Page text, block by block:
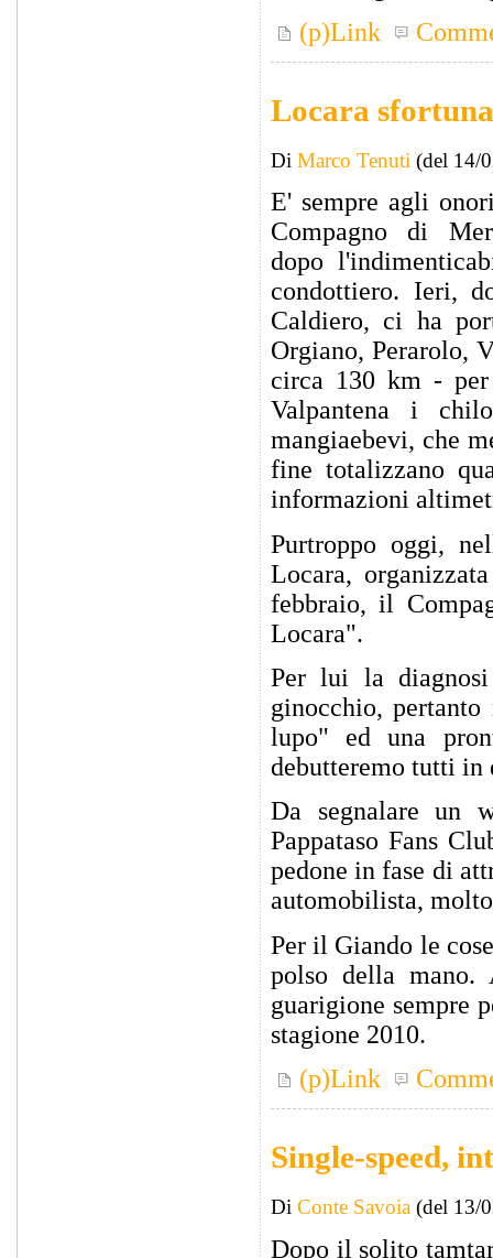
(p)Link
Locara
Di Marco Tenuti (del 14/
E' sempre agli
Compagno di
dopo
condottiero. Ieri,
Caldiero, ci ha
Orgiano, Perarolo,
circa 130 km -
Valpantena i
mangiaebevi, che
fine totalizzano
informazioni
Purtroppo oggi,
Locara,
febbraio, il
Locara".
Per lui la
ginocchio,
lupo" ed una
debutteremo tutti
Da segnalare un
Pappataso Fans
pedone in fase di
automobilista,
Per il Giando le
polso della mano.
guarigione sempre
stagione 2010.
(p)Link
Single-speed,
Di Conte Savoia (del 13/
Dopo il solito